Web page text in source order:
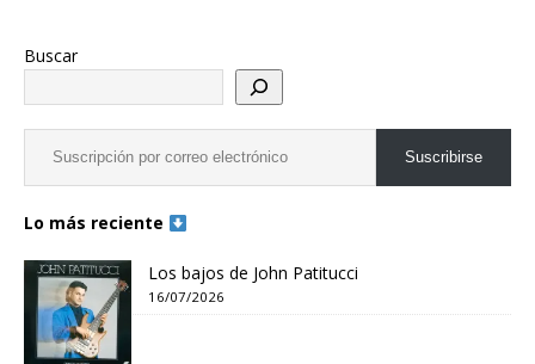
Buscar
Suscribirse
Lo más reciente
Los bajos de John Patitucci
16/07/2026